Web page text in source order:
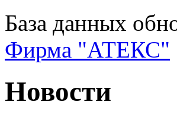
База данных
Фирма "АТЕКС"
Новости